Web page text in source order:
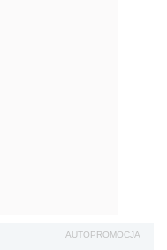
AUTOPROMOCJA